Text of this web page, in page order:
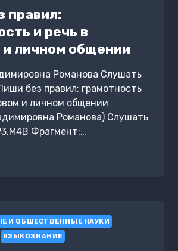
правил:
и речь в
личном общении
Романова Слушать
без правил: грамотность
и личном общении
Романова) Слушать
Фрагмент:…
И ОБЩЕСТВЕННЫЕ НАУКИ
ЯЗЫКОЗНАНИЕ